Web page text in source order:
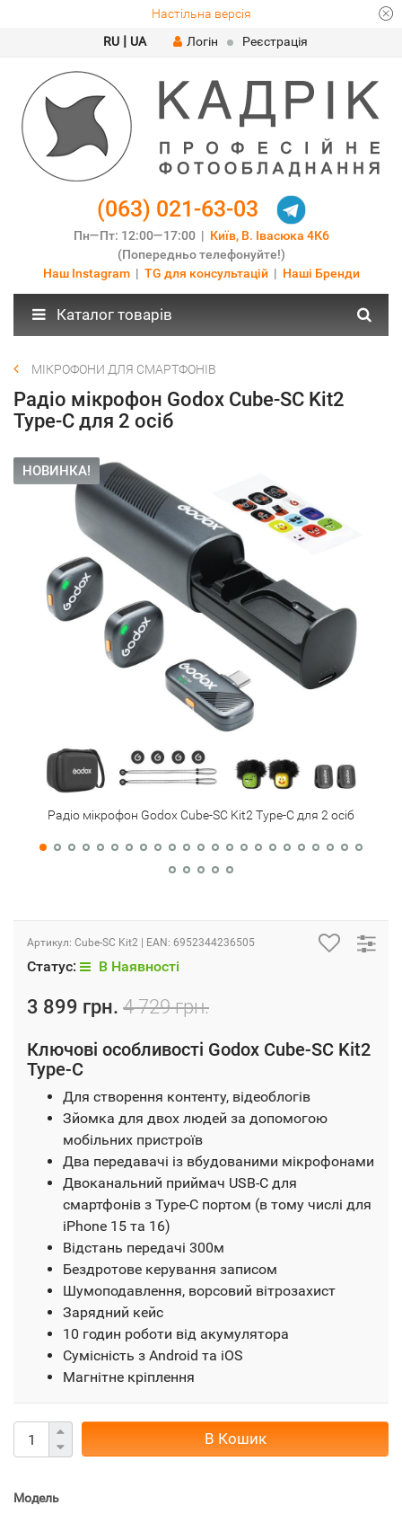
Настільна версія
RU | UA Логін Реєстрація
(063) 021-63-03
Пн—Пт: 12:00—17:00 | Київ, В. Івасюка 4К6
(Попередньо телефонуйте!)
Наш Instagram| TG для консультацій| Наші Бренди
Каталог товарів
МІКРОФОНИ ДЛЯ СМАРТФОНІВ
Радіо мікрофон Godox Cube-SC Kit2
Type-C для 2 осіб
НОВИНКА!
Радіо мікрофон Godox Cube-SC Kit2 Type-C для 2 осіб
Артикул: Cube-SC Kit2 | EAN: 6952344236505
Статус: В Наявності
3 899 грн. 4 729 грн.
Ключові особливості Godox Cube-SC Kit2
Type-C
Для створення контенту, відеоблогів
Зйомка для двох людей за допомогою
мобільних пристроїв
Два передавачі із вбудованими мікрофонами
Двоканальний приймач USB-C для
смартфонів з Type-C портом (в тому числі для
iPhone 15 та 16)
Відстань передачі 300м
Бездротове керування записом
Шумоподавлення, ворсовий вітрозахист
Зарядний кейс
10 годин роботи від акумулятора
Сумісність з Android та iOS
Магнітне кріплення
В Кошик
Модель